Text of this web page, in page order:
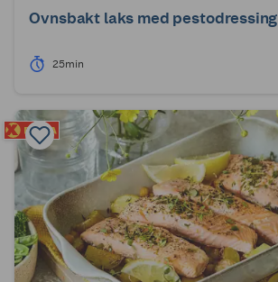
Ovnsbakt laks med pestodressing
25min